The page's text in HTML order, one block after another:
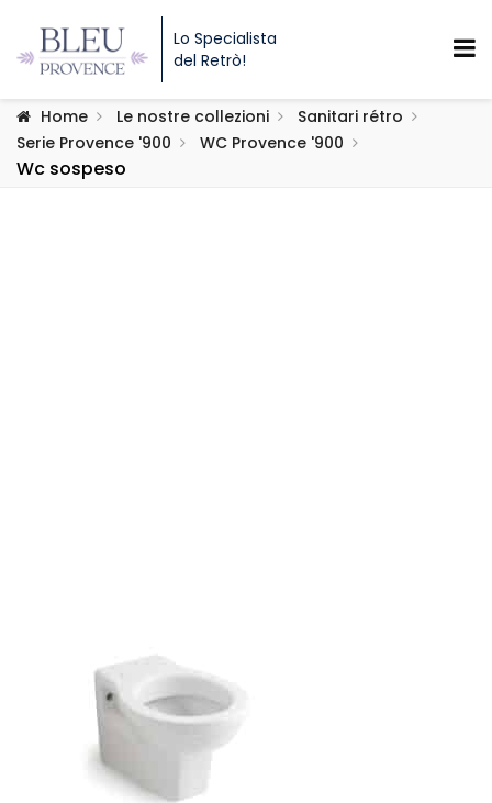
Lo Specialista
del Retrò!
Home Le nostre collezioni
Sanitari rétro
Serie Provence '900
WC Provence '900
Wc sospeso